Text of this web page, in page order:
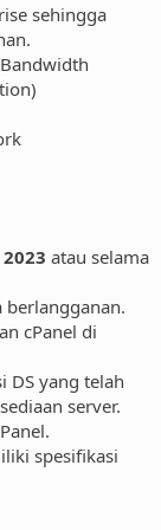
sehingga
atau selama
berlangganan.
cPanel di
DS yang telah
server.
spesifikasi